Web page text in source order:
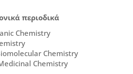
περιοδικά
Chemistry
Chemistry
Chemistry